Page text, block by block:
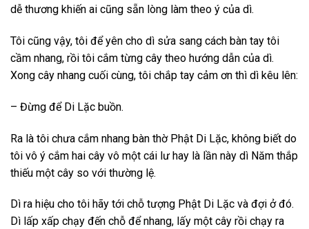
dễ thương khiến ai cũng sẵn lòng làm theo ý của dì.
Tôi cũng vậy, tôi để yên cho dì sửa sang cách bàn tay tôi
cầm nhang, rồi tôi cắm từng cây theo hướng dẫn của dì.
Xong cây nhang cuối cùng, tôi chắp tay cảm ơn thì dì kêu lên:
– Đừng để Di Lặc buồn.
Ra là tôi chưa cắm nhang bàn thờ Phật Di Lặc, không biết do
tôi vô ý cắm hai cây vô một cái lư hay là lần này dì Năm thắp
thiếu một cây so với thường lệ.
Dì ra hiệu cho tôi hãy tới chỗ tượng Phật Di Lặc và đợi ở đó.
Dì lấp xấp chạy đến chỗ để nhang, lấy một cây rồi chạy ra